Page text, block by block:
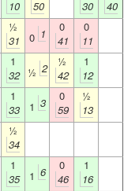
10
50
30
40
½
31
0 1
0
41
0
11
1
32 ½ 2
½
42
1
12
1
33
1 3
0
59
½
13
½
34
1
35
1 6
0
46
1
16